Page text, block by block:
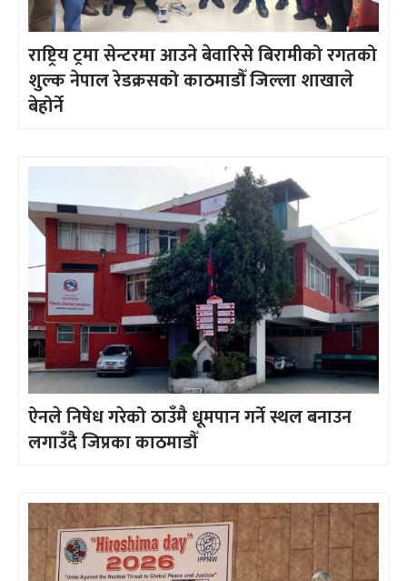
राष्ट्रिय ट्रमा सेन्टरमा आउने बेवारिसे बिरामीको रगतको
शुल्क नेपाल रेडक्रसको काठमाडौँ जिल्ला शाखाले
बेहोर्ने
ऐनले निषेध गरेको ठाउँमै धूमपान गर्ने स्थल बनाउन
लगाउँदै जिप्रका काठमाडौँ